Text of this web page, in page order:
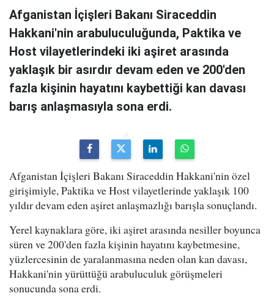
Afganistan İçişleri Bakanı Siraceddin
Hakkani'nin arabuluculuğunda, Paktika ve
Host vilayetlerindeki iki aşiret arasında
yaklaşık bir asırdır devam eden ve 200'den
fazla kişinin hayatını kaybettiği kan davası
barış anlaşmasıyla sona erdi.
Afganistan İçişleri Bakanı Siraceddin Hakkani'nin özel
girişimiyle, Paktika ve Host vilayetlerinde yaklaşık 100
yıldır devam eden aşiret anlaşmazlığı barışla sonuçlandı.
Yerel kaynaklara göre, iki aşiret arasında nesiller boyunca
süren ve 200'den fazla kişinin hayatını kaybetmesine,
yüzlercesinin de yaralanmasına neden olan kan davası,
Hakkani'nin yürüttüğü arabuluculuk görüşmeleri
sonucunda sona erdi.